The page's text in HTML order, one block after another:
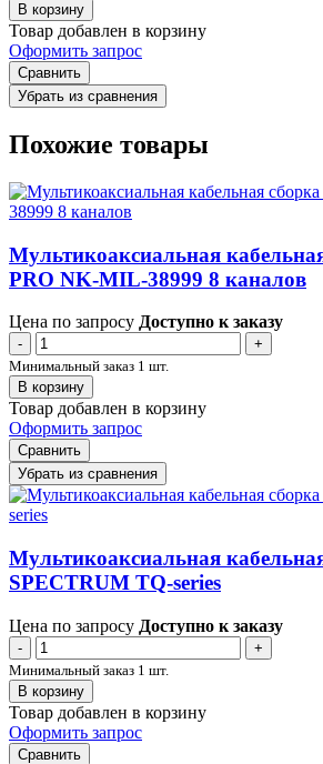
В корзину
Товар добавлен в корзину
Оформить запрос
Сравнить
Убрать из сравнения
Похожие товары
Мультикоаксиальная
PRO NK-MIL-38999 8 каналов
Цена по запросу Доступно к заказу
-
+
Минимальный заказ 1 шт.
В корзину
Товар добавлен в корзину
Оформить запрос
Сравнить
Убрать из сравнения
Мультикоаксиальная
SPECTRUM TQ-series
Цена по запросу Доступно к заказу
-
+
Минимальный заказ 1 шт.
В корзину
Товар добавлен в корзину
Оформить запрос
Сравнить